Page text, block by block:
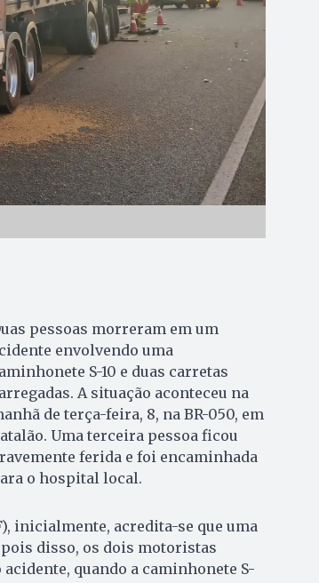
pessoas morreram em um
envolvendo uma
S-10 e duas carretas
A situação aconteceu na
de terça-feira, 8, na BR-050, em
Uma terceira pessoa ficou
ferida e foi encaminhada
o hospital local.
inicialmente, acredita-se que uma
disso, os dois motoristas
quando a caminhonete S-